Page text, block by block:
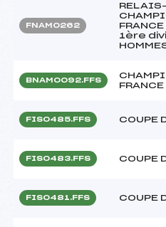
FNAM0262
1ère
BNAM0092.FFS
FRANCE
FIS0485.FFS COUPE
FIS0483.FFS COUPE
FIS0481.FFS COUPE